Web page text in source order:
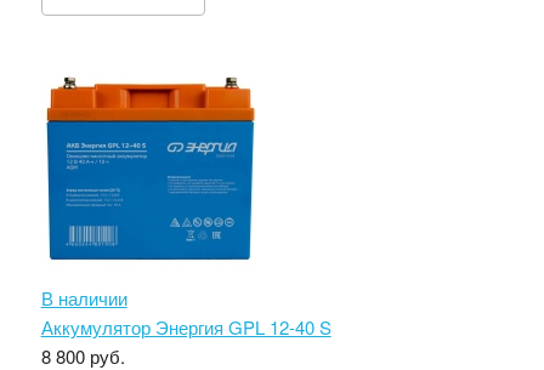
В наличии
Аккумулятор Энергия GPL 12-40 S
8 800 руб.